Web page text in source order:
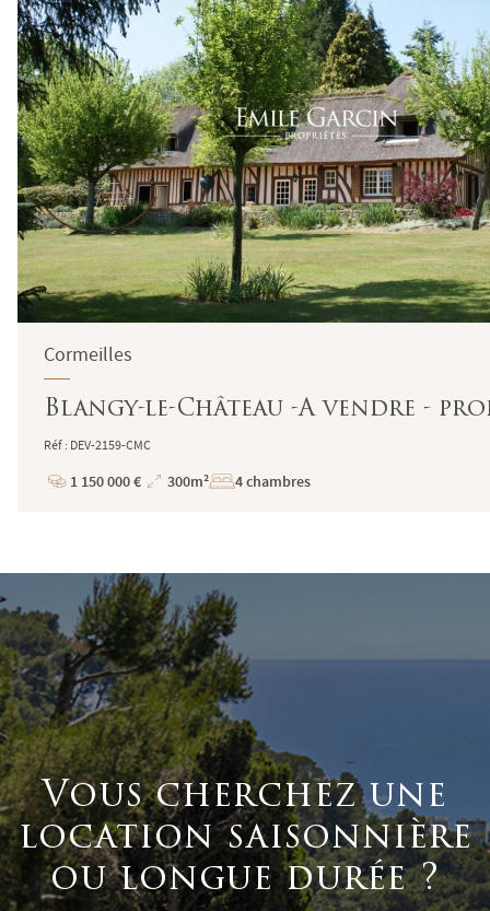
Cormeilles
Blangy-le-Château -A vendre -
Réf : DEV-2159-CMC
Prix
1 150 000 €
Superficie
300m² 4 chambres
Vous cherchez une
location saisonnière
ou longue durée ?